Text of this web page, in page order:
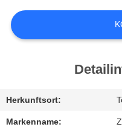
UM
Herkunftsort:
Markenname: